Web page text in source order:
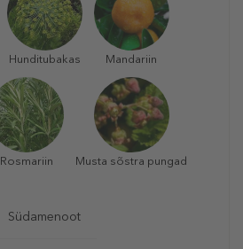
Hunditubakas Mandariin
Rosmariin Musta sõstra pungad
Südamenoot